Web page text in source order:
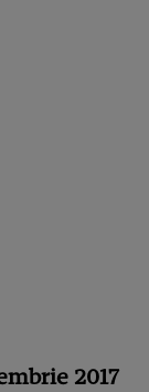
2017